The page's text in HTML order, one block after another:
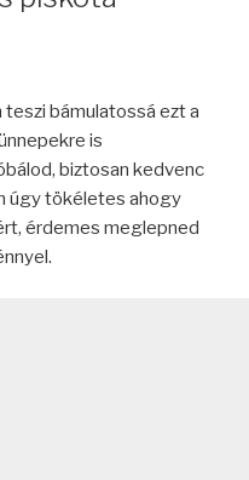
bámulatossá ezt a
is
biztosan kedvenc
úgy tökéletes ahogy
érdemes meglepned